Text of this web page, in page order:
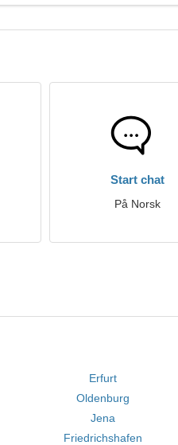
Start chat
På Norsk
Erfurt
Oldenburg
Jena
Friedrichshafen